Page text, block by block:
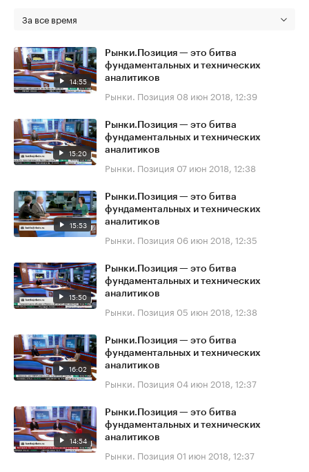
За все время
14:55
Рынки.Позиция — это битва
фундаментальных и технических
аналитиков
Рынки. Позиция 08 июн 2018, 12:39
15:20
Рынки.Позиция — это битва
фундаментальных и технических
аналитиков
Рынки. Позиция 07 июн 2018, 12:38
15:53
Рынки.Позиция — это битва
фундаментальных и технических
аналитиков
Рынки. Позиция 06 июн 2018, 12:35
15:50
Рынки.Позиция — это битва
фундаментальных и технических
аналитиков
Рынки. Позиция 05 июн 2018, 12:38
16:02
Рынки.Позиция — это битва
фундаментальных и технических
аналитиков
Рынки. Позиция 04 июн 2018, 12:37
14:54
Рынки.Позиция — это битва
фундаментальных и технических
аналитиков
Рынки. Позиция 01 июн 2018, 12:37